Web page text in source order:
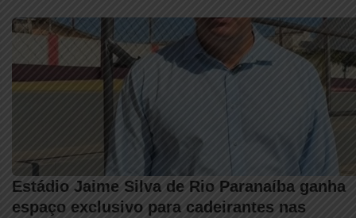
Estádio Jaime Silva de Rio Paranaíba ganha
espaço exclusivo para cadeirantes nas